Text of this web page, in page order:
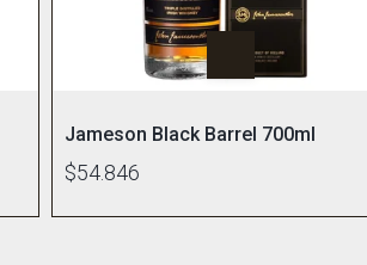
Jameson Black Barrel 700ml
$54.846